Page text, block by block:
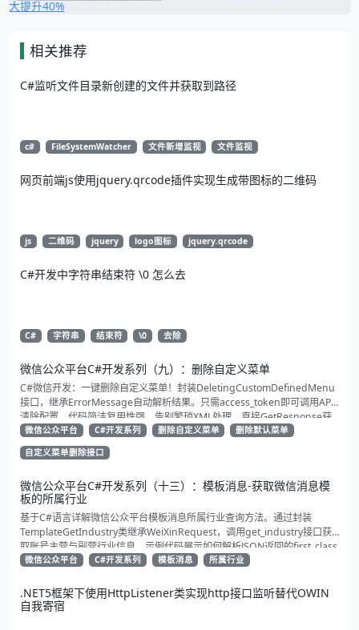
相关推荐
C#监听文件目录新创建的文件并获取到路径
c# FileSystemWatcher 文件新增监视 文件监视
网页前端js使用jquery.qrcode插件实现生成带图标的二维码
js 二维码 jquery logo图标 jquery.qrcode
C#开发中字符串结束符 \0 怎么去
C# 字符串 结束符 \0 去除
微信公众平台C#开发系列（九）：删除自定义菜单
C#微信开发：一键删除自定义菜单！封装DeletingCustomDefinedMenu
接口，继承ErrorMessage自动解析结果。只需access_token即可调用API
清除配置。代码简洁复用性强，告别繁琐XML处理，直接GetResponse获
取状态。适合动态管理公众号的开发者，建议收藏备用！
微信公众平台 C#开发系列 删除自定义菜单
删除默认菜单
自定义菜单删除接口
微信公众平台C#开发系列（十三）：模板消息-获取微信消息模
板的所属行业
基于C#语言详解微信公众平台模板消息所属行业查询方法。通过封装
TemplateGetIndustry类继承WeiXinRequest，调用get_industry接口获
取账号主营与副营行业信息。示例代码展示如何解析JSON返回的first_class
与second_class数据，为开发者提供合规通知场景开发支持
微信公众平台 C#开发系列 模板消息 所属行业
.NET5框架下使用HttpListener类实现http接口监听替代OWIN
自我寄宿